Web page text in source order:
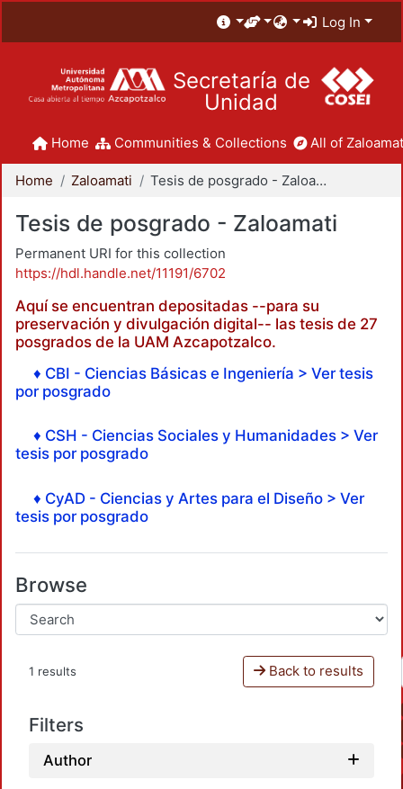
Log In
Secretaría de
Unidad
Home Communities & Collections All of
Home Zaloamati Tesis de posgrado - Zaloamati
Tesis de posgrado - Zaloamati
Permanent URI for this collection
https://hdl.handle.net/11191/6702
Aquí se encuentran depositadas --para su
preservación y divulgación digital-- las tesis de 27
posgrados de la UAM Azcapotzalco.
♦ CBI - Ciencias Básicas e Ingeniería > Ver tesis
por posgrado
♦ CSH - Ciencias Sociales y Humanidades > Ver
tesis por posgrado
♦ CyAD - Ciencias y Artes para el Diseño > Ver
tesis por posgrado
Browse
1 results Back to results
Filters
Author